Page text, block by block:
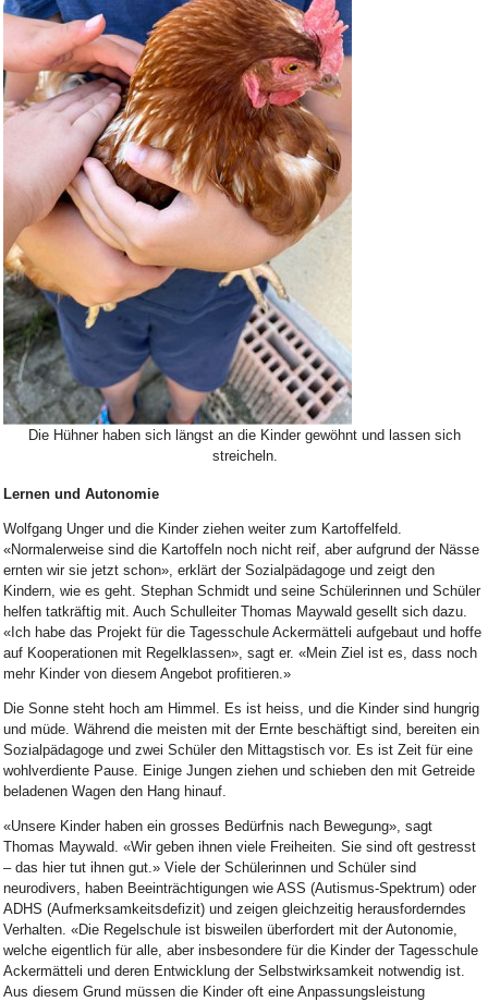
Bild Legende:
Die Hühner haben sich längst an die Kinder gewöhnt und lassen sich
streicheln.
Lernen und Autonomie
Wolfgang Unger und die Kinder ziehen weiter zum Kartoffelfeld.
«Normalerweise sind die Kartoffeln noch nicht reif, aber aufgrund der Nässe
ernten wir sie jetzt schon», erklärt der Sozialpädagoge und zeigt den
Kindern, wie es geht. Stephan Schmidt und seine Schülerinnen und Schüler
helfen tatkräftig mit. Auch Schulleiter Thomas Maywald gesellt sich dazu.
«Ich habe das Projekt für die Tagesschule Ackermätteli aufgebaut und hoffe
auf Kooperationen mit Regelklassen», sagt er. «Mein Ziel ist es, dass noch
mehr Kinder von diesem Angebot profitieren.»
Die Sonne steht hoch am Himmel. Es ist heiss, und die Kinder sind hungrig
und müde. Während die meisten mit der Ernte beschäftigt sind, bereiten ein
Sozialpädagoge und zwei Schüler den Mittagstisch vor. Es ist Zeit für eine
wohlverdiente Pause. Einige Jungen ziehen und schieben den mit Getreide
beladenen Wagen den Hang hinauf.
«Unsere Kinder haben ein grosses Bedürfnis nach Bewegung», sagt
Thomas Maywald. «Wir geben ihnen viele Freiheiten. Sie sind oft gestresst
– das hier tut ihnen gut.» Viele der Schülerinnen und Schüler sind
neurodivers, haben Beeinträchtigungen wie ASS (Autismus-Spektrum) oder
ADHS (Aufmerksamkeitsdefizit) und zeigen gleichzeitig herausforderndes
Verhalten. «Die Regelschule ist bisweilen überfordert mit der Autonomie,
welche eigentlich für alle, aber insbesondere für die Kinder der Tagesschule
Ackermätteli und deren Entwicklung der Selbstwirksamkeit notwendig ist.
Aus diesem Grund müssen die Kinder oft eine Anpassungsleistung